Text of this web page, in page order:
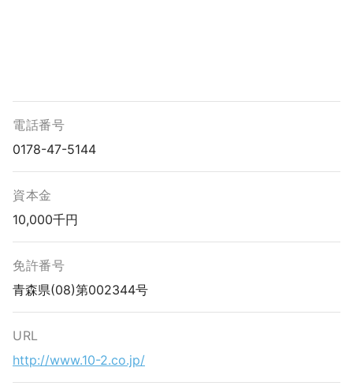
電話番号
0178-47-5144
資本金
10,000千円
免許番号
青森県(08)第002344号
URL
http://www.10-2.co.jp/